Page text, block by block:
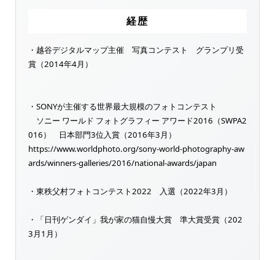
経歴
・越谷デジタルマップ主催 写真コンテスト グランプリ受
賞（2014年4月）
・SONYが主催する世界最大規模のフォトコンテスト
ソニー ワールド フォトグラフィー アワード2016（SWPA2
016） 日本部門3位入賞（2016年3月）
https://www.worldphoto.org/sony-world-photography-aw
ards/winners-galleries/2016/national-awards/japan
・東秩父村フォトコンテスト2022 入選（2022年3月）
・「日刊ゲンダイ」我が家の猫自慢大賞 準大賞受賞（202
3月1月）